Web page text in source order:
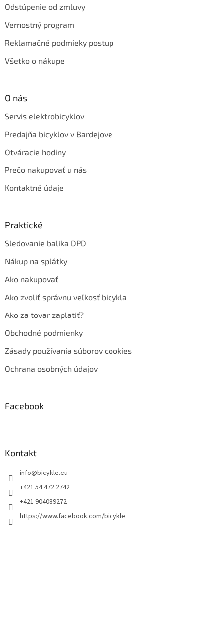
Odstúpenie od zmluvy
Vernostný program
Reklamačné podmieky postup
Všetko o nákupe
O nás
Servis elektrobicyklov
Predajňa bicyklov v Bardejove
Otváracie hodiny
Prečo nakupovať u nás
Kontaktné údaje
Praktické
Sledovanie balíka DPD
Nákup na splátky
Ako nakupovať
Ako zvoliť správnu veľkosť bicykla
Ako za tovar zaplatiť?
Obchodné podmienky
Zásady používania súborov cookies
Ochrana osobných údajov
Facebook
Kontakt
info@bicykle.eu
+421 54 472 2742
+421 904089272
https://www.facebook.com/bicykle